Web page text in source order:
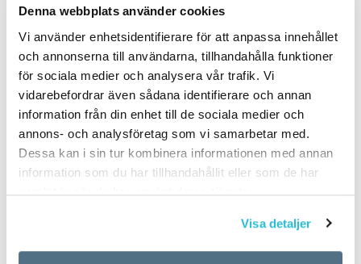
Denna webbplats använder cookies
Vi använder enhetsidentifierare för att anpassa innehållet
och annonserna till användarna, tillhandahålla funktioner
för sociala medier och analysera vår trafik. Vi
vidarebefordrar även sådana identifierare och annan
information från din enhet till de sociala medier och
annons- och analysföretag som vi samarbetar med.
Dessa kan i sin tur kombinera informationen med annan
information som du har tillhandahållit eller som de har
samlat in när du har använt deras tjänster.
Visa detaljer